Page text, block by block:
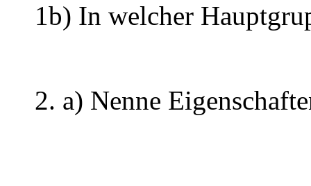
1b) In welcher
2. a) Nenne